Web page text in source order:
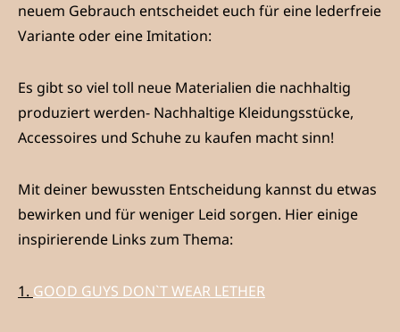
neuem Gebrauch entscheidet euch für eine lederfreie
Variante oder eine Imitation:
Es gibt so viel toll neue Materialien die nachhaltig
produziert werden- Nachhaltige Kleidungsstücke,
Accessoires und Schuhe zu kaufen macht sinn!
Mit deiner bewussten Entscheidung kannst du etwas
bewirken und für weniger Leid sorgen. Hier einige
inspirierende Links zum Thema:
1. GOOD GUYS DON`T WEAR LETHER